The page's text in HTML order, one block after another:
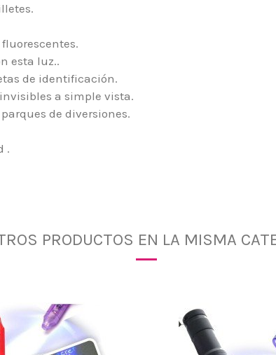
esta luz..
de identificación.
a simple vista.
de diversiones.
.
PRODUCTOS EN LA MISMA